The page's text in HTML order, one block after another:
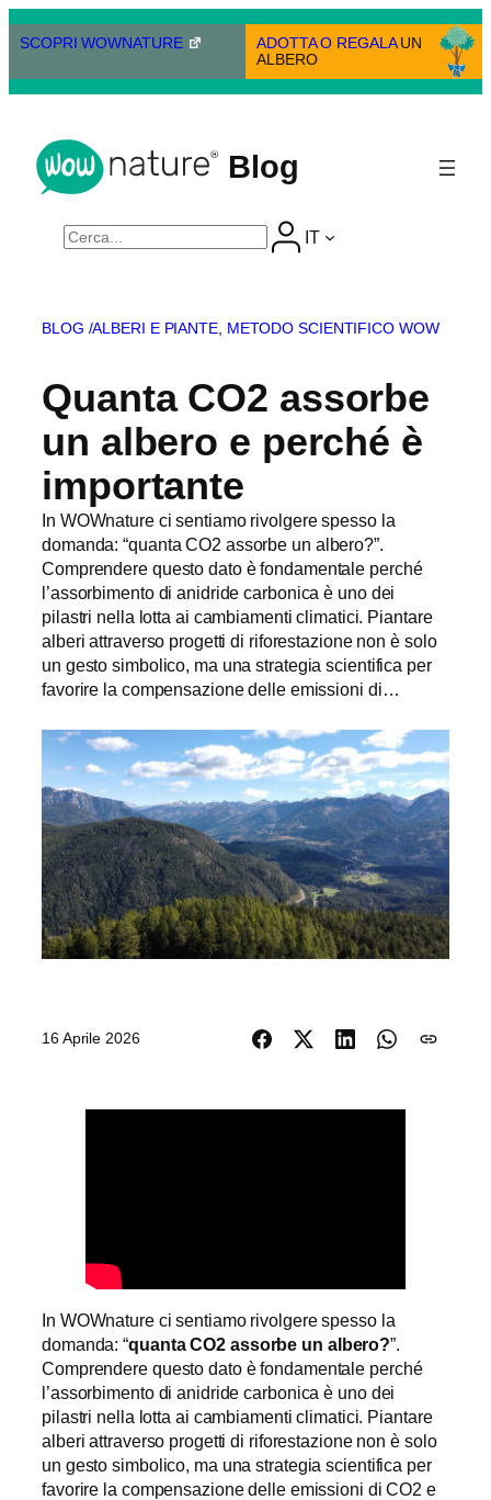
Vai
alSCOPRI WOWNATURE ADOTTA O REGALAUN
ALBERO
Blog
Cerca IT
BLOG /ALBERI E PIANTE, METODO SCIENTIFICO WOW
Quanta CO2 assorbe
un albero e perché è
importante
In WOWnature ci sentiamo rivolgere spesso la
domanda: “quanta CO2 assorbe un albero?”.
Comprendere questo dato è fondamentale perché
l’assorbimento di anidride carbonica è uno dei
pilastri nella lotta ai cambiamenti climatici. Piantare
alberi attraverso progetti di riforestazione non è solo
un gesto simbolico, ma una strategia scientifica per
favorire la compensazione delle emissioni di…
16 Aprile 2026
In WOWnature ci sentiamo rivolgere spesso la
domanda: “quanta CO2 assorbe un albero?”.
Comprendere questo dato è fondamentale perché
l’assorbimento di anidride carbonica è uno dei
pilastri nella lotta ai cambiamenti climatici. Piantare
alberi attraverso progetti di riforestazione non è solo
un gesto simbolico, ma una strategia scientifica per
favorire la compensazione delle emissioni di CO2 e